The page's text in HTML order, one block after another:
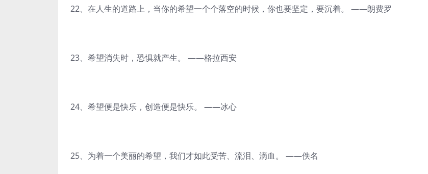
22、在人生的道路上，当你的希望一个个落空的时候，你也要坚定，要沉着。 ——朗费罗
23、希望消失时，恐惧就产生。 ——格拉西安
24、希望便是快乐，创造便是快乐。 ——冰心
25、为着一个美丽的希望，我们才如此受苦、流泪、滴血。 ——佚名